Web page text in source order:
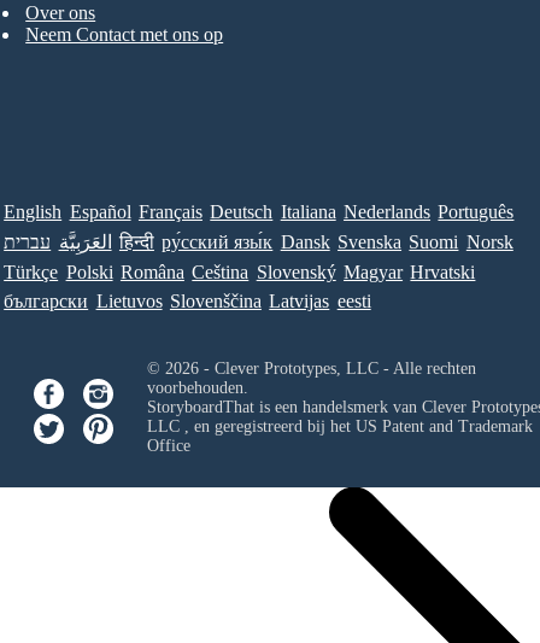
Over ons
Neem Contact met ons op
English Español Français Deutsch Italiana Nederlands Português
עברית العَرَبِيَّة हिन्दी ру́сский язы́к Dansk Svenska Suomi Norsk
Türkçe Polski Româna Ceština Slovenský Magyar Hrvatski
български Lietuvos Slovenščina Latvijas eesti
© 2026 - Clever Prototypes, LLC - Alle rechten
voorbehouden.
StoryboardThat is een handelsmerk van Clever
LLC, en geregistreerd bij het US Patent and Trademark
Office